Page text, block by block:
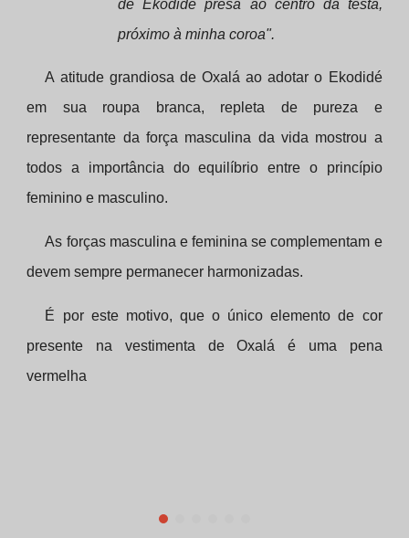
de Ekodidé presa ao centro da testa,
próximo à minha coroa".
A atitude grandiosa de Oxalá ao adotar o Ekodidé
em sua roupa branca, repleta de pureza e
representante da força masculina da vida mostrou a
todos a importância do equilíbrio entre o princípio
feminino e masculino.
As forças masculina e feminina se complementam e
devem sempre permanecer harmonizadas.
É por este motivo, que o único elemento de cor
presente na vestimenta de Oxalá é uma pena
vermelha